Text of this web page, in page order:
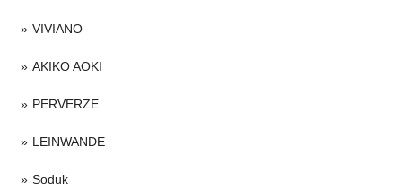
VIVIANO
AKIKO AOKI
PERVERZE
LEINWANDE
Soduk